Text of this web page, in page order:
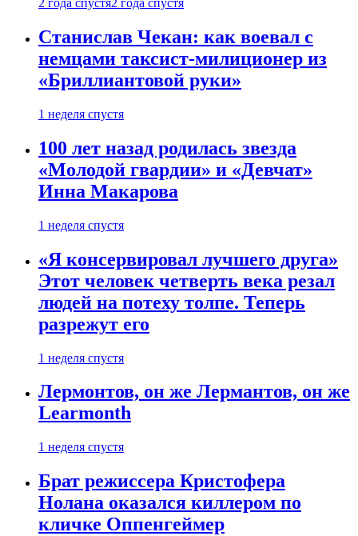
2 года спустя2 года спустя
Станислав Чекан: как воевал с
немцами таксист-милиционер из
«Бриллиантовой руки»
1 неделя спустя
100 лет назад родилась звезда
«Молодой гвардии» и «Девчат»
Инна Макарова
1 неделя спустя
«Я консервировал лучшего друга»
Этот человек четверть века резал
людей на потеху толпе. Теперь
разрежут его
1 неделя спустя
Лермонтов, он же Лермантов, он же
Learmonth
1 неделя спустя
Брат режиссера Кристофера
Нолана оказался киллером по
кличке Оппенгеймер